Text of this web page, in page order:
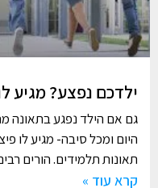
ילדכם נפצע? מגיע
גם אם הילד נפגע בתאונה
היום ומכל סיבה- מגיע לו
תאונות תלמידים. הורים
קרא עוד »